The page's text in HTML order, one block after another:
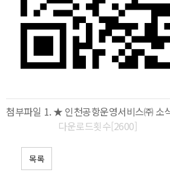
첨부파일
★ 인천공항운영서비스㈜ 소
다운로드횟수[2600]
목록